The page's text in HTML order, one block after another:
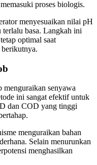
proses biologis.
menyesuaikan nilai pH
terlalu basa. Langkah ini
optimal saat
menguraikan senyawa
ini sangat efektif untuk
dan COD yang tinggi
menguraikan bahan
Selain menurunkan
menghasilkan